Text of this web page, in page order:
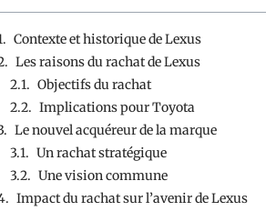
Contexte et historique de Lexus
Les raisons du rachat de Lexus
Objectifs du rachat
Implications pour Toyota
Le nouvel acquéreur de la marque
Un rachat stratégique
Une vision commune
Impact du rachat sur l’avenir de Lexus